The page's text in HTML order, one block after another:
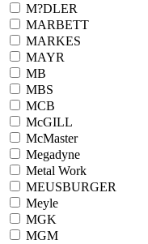
M?DLER
MARBETT
MARKES
MAYR
MB
MBS
MCB
McGILL
McMaster
Megadyne
Metal Work
MEUSBURGER
Meyle
MGK
MGM